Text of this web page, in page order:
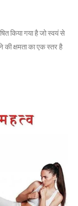
किया गया है जो स्वयं से
क्षमता का एक स्तर है